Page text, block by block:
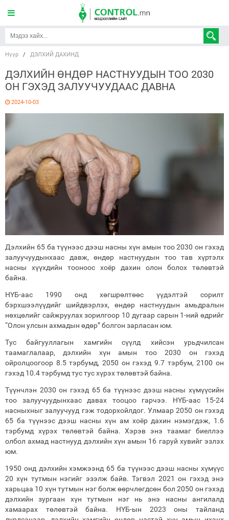
Нүүр / ДЭЛХИЙ ДАХИНД
ДЭЛХИЙН ӨНДӨР НАСТНУУДЫН ТОО 2030
ОН ГЭХЭД ЗАЛУУЧУУДААС ДАВНА
2024-10-03
Дэлхийн 65 ба түүнээс дээш насны хүн амын тоо 2030 он гэхэд
залуучуудынхаас давж, өндөр настнуудын тоо тав хүртэлх
насны хүүхдийн тооноос хоёр дахин олон болох төлөвтэй
байна.
НҮБ-аас 1990 онд хөгшрөлтөөс үүдэлтэй сорилт
бэрхшээлүүдийг шийдвэрлэх, өндөр настнуудын амьдралын
нөхцөлийг сайжруулах зорилгоор 10 дугаар сарын 1-ний өдрийг
“Олон улсын ахмадын өдөр” болгон зарласан юм.
Тус байгууллагын хамгийн сүүлд хийсэн урьдчилсан
таамаглалаар, дэлхийн хүн амын тоо 2030 он гэхэд
ойролцоогоор 8.5 тэрбумд, 2050 он гэхэд 9.7 тэрбум, 2100 он
гэхэд 10.4 тэрбумд тус тус хүрэх төлөвтэй байна.
Түүнчлэн 2030 он гэхэд 65 ба түүнээс дээш насны хүмүүсийн
тоо залуучуудынхаас давах тооцоо гарчээ. НҮБ-аас 15-24
насныхныг залуучууд гэж тодорхойлдог. Улмаар 2050 он гэхэд
65 ба түүнээс дээш насны хүн ам хоёр дахин нэмэгдэж, 1.6
тэрбумд хүрэх төлөвтэй байна. Хэрэв энэ таамаг биеллээ
олбол ахмад настнууд дэлхийн хүн амын 16 гаруй хувийг эзлэх
юм.
1950 онд дэлхийн хэмжээнд 65 ба түүнээс дээш насны хүмүүс
20 хүн тутмын нэгийг эзэлж байв. Тэгвэл 2021 он гэхэд энэ
харьцаа 10 хүн тутмын нэг болж өөрчлөгдсөн бол 2050 он гэхэд
дэлхийн зургаан хүн тутмын нэг нь энэ насны ангилалд
хамаарах төлөвтэй байна. НҮБ-ын 2023 оны тайланд